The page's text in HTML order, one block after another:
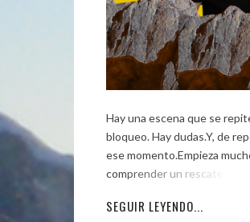
Hay una escena que se
bloqueo. Hay dudas.Y, de
ese momento.Empieza
comprender un rescate real.
SEGUIR LEYENDO...